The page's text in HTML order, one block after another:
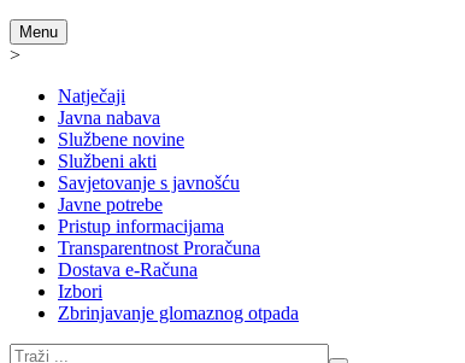
Menu
>
Natječaji
Javna nabava
Službene novine
Službeni akti
Savjetovanje s javnošću
Javne potrebe
Pristup informacijama
Transparentnost Proračuna
Dostava e-Računa
Izbori
Zbrinjavanje glomaznog otpada